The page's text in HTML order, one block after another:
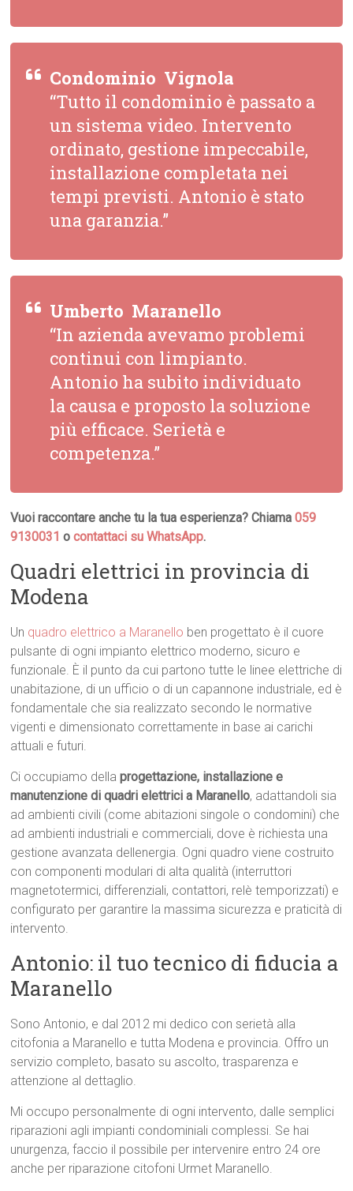
Condominio  Vignola
“Tutto il condominio è passato a
un sistema video. Intervento
ordinato, gestione impeccabile,
installazione completata nei
tempi previsti. Antonio è stato
una garanzia.”
Umberto  Maranello
“In azienda avevamo problemi
continui con limpianto.
Antonio ha subito individuato
la causa e proposto la soluzione
più efficace. Serietà e
competenza.”
Vuoi raccontare anche tu la tua esperienza? Chiama059
9130031 ocontattaci su WhatsApp.
Quadri elettrici in provincia di
Modena
Un quadro elettrico a Maranello ben progettato è il cuore
pulsante di ogni impianto elettrico moderno, sicuro e
funzionale. È il punto da cui partono tutte le linee elettriche di
unabitazione, di un ufficio o di un capannone industriale, ed è
fondamentale che sia realizzato secondo le normative
vigenti e dimensionato correttamente in base ai carichi
attuali e futuri.
Ci occupiamo dellaprogettazione, installazione e
manutenzione di quadri elettrici a Maranello, adattandoli sia
ad ambienti civili (come abitazioni singole o condomini) che
ad ambienti industriali e commerciali, dove è richiesta una
gestione avanzata dellenergia. Ogni quadro viene costruito
con componenti modulari di alta qualità (interruttori
magnetotermici, differenziali, contattori, relè temporizzati) e
configurato per garantire la massima sicurezza e praticità di
intervento.
Antonio: il tuo tecnico di fiducia a
Maranello
Sono Antonio, e dal 2012 mi dedico con serietà alla
citofonia a Maranello e tutta Modena e provincia. Offro un
servizio completo, basato su ascolto, trasparenza e
attenzione al dettaglio.
Mi occupo personalmente di ogni intervento, dalle semplici
riparazioni agli impianti condominiali complessi. Se hai
unurgenza, faccio il possibile per intervenire entro 24 ore
anche per riparazione citofoni Urmet Maranello.